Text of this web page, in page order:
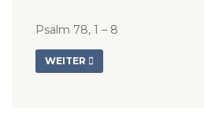
Psalm 78, 1 – 8
WEITER